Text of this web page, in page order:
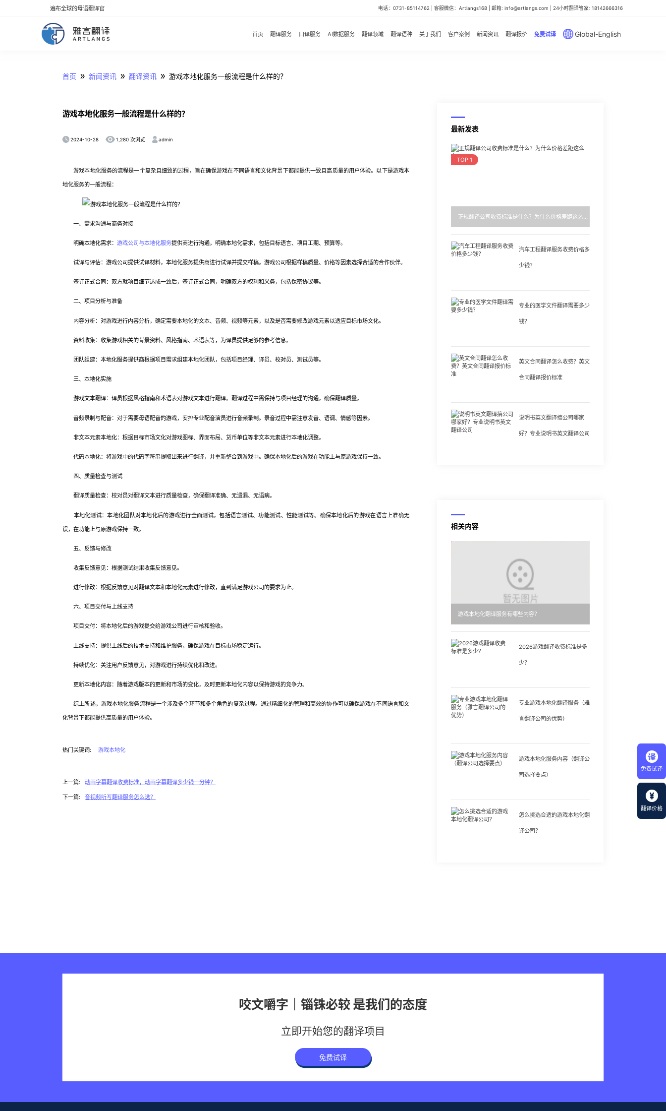
免费试译
翻译价格
遍布全球的母语翻译官 电话：0731-85114762 | 客服微信：Artlangs168 | 邮箱: info@artlangs.com | 24小时翻译管家: 18142666316
首页 翻译服务 口译服务 AI数据服务 翻译领域 翻译语种 关于我们 客户案例 新闻资讯 翻译报价 免费试译 Global-English
首页 » 新闻资讯 » 翻译资讯 » 游戏本地化服务一般流程是什么样的？
游戏本地化服务一般流程是什么样的？
2024-10-28 1,280 次浏览 admin
游戏本地化服务的流程是一个复杂且细致的过程，旨在确保游戏在不同语言和文化背景下都能提供一致且高质量的用户体验。以下是游戏本
地化服务的一般流程：
一、需求沟通与商务对接
明确本地化需求： 游戏公司与本地化服务提供商进行沟通，明确本地化需求，包括目标语言、项目工期、预算等。
试译与评估：游戏公司提供试译材料，本地化服务提供商进行试译并提交样稿。游戏公司根据样稿质量、价格等因素选择合适的合作伙伴。
签订正式合同：双方就项目细节达成一致后，签订正式合同，明确双方的权利和义务，包括保密协议等。
二、项目分析与准备
内容分析：对游戏进行内容分析，确定需要本地化的文本、音频、视频等元素，以及是否需要修改游戏元素以适应目标市场文化。
资料收集：收集游戏相关的背景资料、风格指南、术语表等，为译员提供足够的参考信息。
团队组建：本地化服务提供商根据项目需求组建本地化团队，包括项目经理、译员、校对员、测试员等。
三、本地化实施
游戏文本翻译：译员根据风格指南和术语表对游戏文本进行翻译。翻译过程中需保持与项目经理的沟通，确保翻译质量。
音频录制与配音：对于需要母语配音的游戏，安排专业配音演员进行音频录制。录音过程中需注意发音、语调、情感等因素。
非文本元素本地化：根据目标市场文化对游戏图标、界面布局、货币单位等非文本元素进行本地化调整。
代码本地化：将游戏中的代码字符串提取出来进行翻译，并重新整合到游戏中。确保本地化后的游戏在功能上与原游戏保持一致。
四、质量检查与测试
翻译质量检查：校对员对翻译文本进行质量检查，确保翻译准确、无遗漏、无语病。
本地化测试：本地化团队对本地化后的游戏进行全面测试，包括语言测试、功能测试、性能测试等。确保本地化后的游戏在语言上准确无
误，在功能上与原游戏保持一致。
五、反馈与修改
收集反馈意见：根据测试结果收集反馈意见。
进行修改：根据反馈意见对翻译文本和本地化元素进行修改，直到满足游戏公司的要求为止。
六、项目交付与上线支持
项目交付：将本地化后的游戏提交给游戏公司进行审核和验收。
上线支持：提供上线后的技术支持和维护服务，确保游戏在目标市场稳定运行。
持续优化：关注用户反馈意见，对游戏进行持续优化和改进。
更新本地化内容：随着游戏版本的更新和市场的变化，及时更新本地化内容以保持游戏的竞争力。
综上所述，游戏本地化服务流程是一个涉及多个环节和多个角色的复杂过程。通过精细化的管理和高效的协作可以确保游戏在不同语言和文
化背景下都能提供高质量的用户体验。
热门关键词: 游戏本地化
上一篇: 动画字幕翻译收费标准，动画字幕翻译多少钱一分钟？
下一篇: 音视频听写翻译服务怎么选？
最新发表
TOP 1
正规翻译公司收费标准是什么？为什么价格差距这么大？
汽车工程翻译服务收费价格多
少钱？
专业的医学文件翻译需要多少
钱？
英文合同翻译怎么收费？英文
合同翻译报价标准
说明书英文翻译搞公司哪家
好？专业说明书英文翻译公司
相关内容
游戏本地化翻译服务有哪些内容？
2026游戏翻译收费标准是多
少？
专业游戏本地化翻译服务（雅
言翻译公司的优势）
游戏本地化服务内容（翻译公
司选择要点）
怎么挑选合适的游戏本地化翻
译公司？
咬文嚼字｜锱铢必较 是我们的态度
立即开始您的翻译项目
免费试译